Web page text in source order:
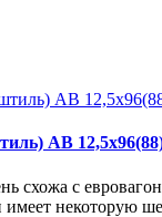
АВ
схожа с
имеет некоторую